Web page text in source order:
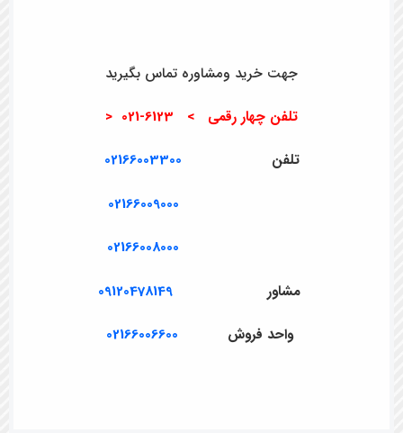
جهت خرید ومشاوره تماس بگیرید
تلفن چهار رقمی > 6123-021 <
تلفن 02166003300
02166009000
02166008000
مشاور 09120478149
واحد فروش 02166006600